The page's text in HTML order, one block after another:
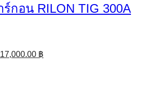
ร์กอน RILON TIG 300A
Original
17,000.00 ฿